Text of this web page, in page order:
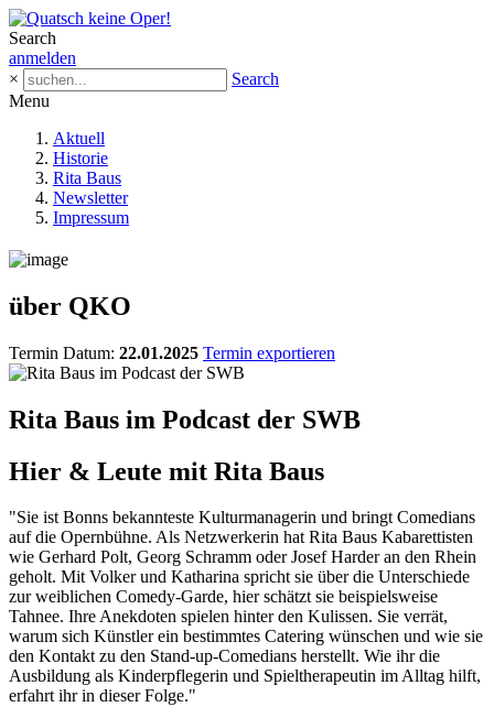
Search
anmelden
×
Search
Menu
Aktuell
Historie
Rita Baus
Newsletter
Impressum
über QKO
Termin Datum: 22.01.2025 Termin exportieren
Rita Baus im Podcast der SWB
Hier & Leute mit Rita Baus
"Sie ist Bonns bekannteste Kulturmanagerin und bringt Comedians
auf die Opernbühne. Als Netzwerkerin hat Rita Baus Kabarettisten
wie Gerhard Polt, Georg Schramm oder Josef Harder an den Rhein
geholt. Mit Volker und Katharina spricht sie über die Unterschiede
zur weiblichen Comedy-Garde, hier schätzt sie beispielsweise
Tahnee. Ihre Anekdoten spielen hinter den Kulissen. Sie verrät,
warum sich Künstler ein bestimmtes Catering wünschen und wie sie
den Kontakt zu den Stand-up-Comedians herstellt. Wie ihr die
Ausbildung als Kinderpflegerin und Spieltherapeutin im Alltag hilft,
erfahrt ihr in dieser Folge."